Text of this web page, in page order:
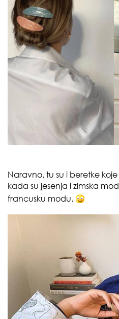
Naravno, tu su i beretke
kada su jesenja i zimska
francusku modu.